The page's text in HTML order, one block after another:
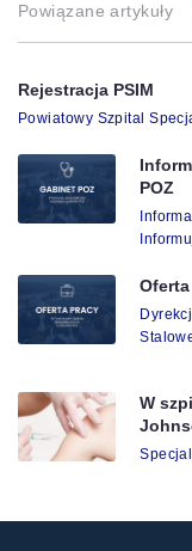
Powiązane artykuły
Rejestracja PSIM
Powiatowy Szpital
POZ
W